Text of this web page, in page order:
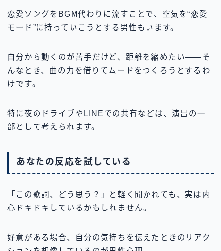
恋愛ソングをBGM代わりに流すことで、空気を“恋愛
モード”に持っていこうとする男性もいます。
自分から動くのが苦手だけど、距離を縮めたい——そ
んなとき、曲の力を借りてムードをつくろうとするわ
けです。
特に夜のドライブやLINEでの共有などは、演出の一
部として考えられます。
あなたの反応を試している
「この歌詞、どう思う？」と軽く聞かれても、実は内
心ドキドキしているかもしれません。
好意がある場合、自分の気持ちを伝えたときのリアク